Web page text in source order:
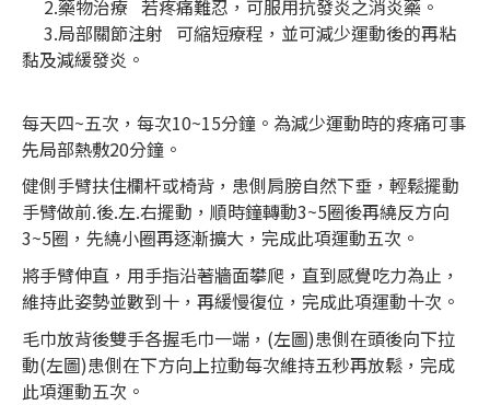
2.藥物治療 若疼痛難忍，可服用抗發炎之消炎藥。
3.局部關節注射 可縮短療程，並可減少運動後的再粘
黏及減緩發炎。
每天四~五次，每次10~15分鐘。為減少運動時的疼痛可事
先局部熱敷20分鐘。
健側手臂扶住欄杆或椅背，患側肩膀自然下垂，輕鬆擺動
手臂做前.後.左.右擺動，順時鐘轉動3~5圈後再繞反方向
3~5圈，先繞小圈再逐漸擴大，完成此項運動五次。
將手臂伸直，用手指沿著牆面攀爬，直到感覺吃力為止，
維持此姿勢並數到十，再緩慢復位，完成此項運動十次。
毛巾放背後雙手各握毛巾一端，(左圖)患側在頭後向下拉
動(左圖)患側在下方向上拉動每次維持五秒再放鬆，完成
此項運動五次。